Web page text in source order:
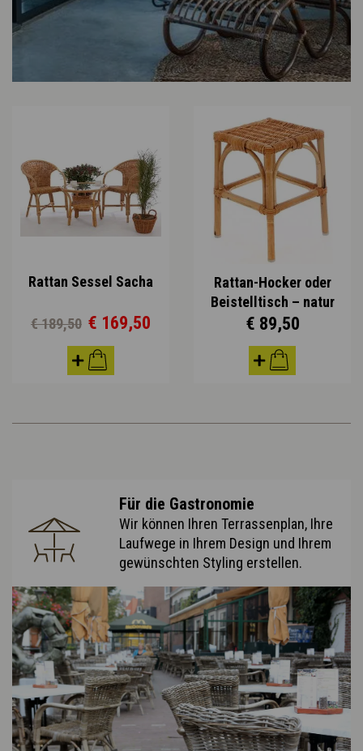
Rattan Sessel Sacha
€ 189,50 € 169,50
Rattan-Hocker oder
Beistelltisch – natur
€ 89,50
Für die Gastronomie
Wir können Ihren Terrassenplan, Ihre
Laufwege in Ihrem Design und Ihrem
gewünschten Styling erstellen.